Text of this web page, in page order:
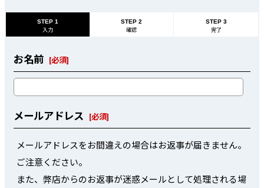
STEP 1
入力
STEP 2
確認
STEP 3
完了
お名前 [必須]
メールアドレス [必須]
メールアドレスをお間違えの場合はお返事が届きません。
ご注意ください。
また、弊店からのお返事が迷惑メールとして処理される場